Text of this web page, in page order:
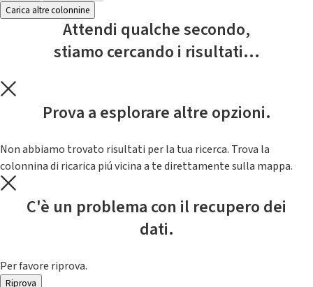
Carica altre colonnine
Attendi qualche secondo,
stiamo cercando i risultati...
Prova a esplorare altre opzioni.
Non abbiamo trovato risultati per la tua ricerca. Trova la
colonnina di ricarica piú vicina a te direttamente sulla mappa.
C'è un problema con il recupero dei
dati.
Per favore riprova.
Riprova